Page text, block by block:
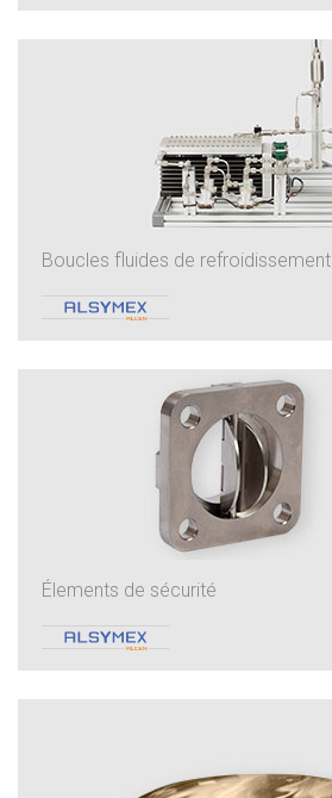
Boucles fluides de refroidissement
Élements de sécurité